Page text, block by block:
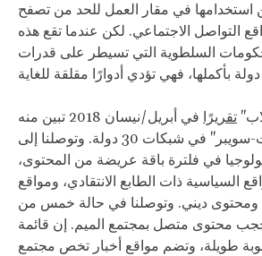
استخدامها في مقار العمل للحد من تصفح
التواصل الاجتماعي. لكن عندما تقع هذه
السلطوية التي تسيطر على قدرات
تقريرًا
في أبريل/نيسان 2018 تبين منه
تنصيب برمجية "نت-سويبر" في شبكات 30 دولة. وتوصلنا إلى
في فلترة باقة عريضة من المحتوى،
السياسية ذات الطابع الانتقادي، ومواقع
ومحتوى ديني. وتوصلنا في حالة خمس من
محتوى متصل بمجتمع الميم. إن قائمة
طويلة، وتضم مواقع أخبار تخص مجتمع